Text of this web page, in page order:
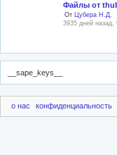
Файлы от
От Цубера Н.Д.
3935 дней
__sape_keys__
о нас конфиденциальность